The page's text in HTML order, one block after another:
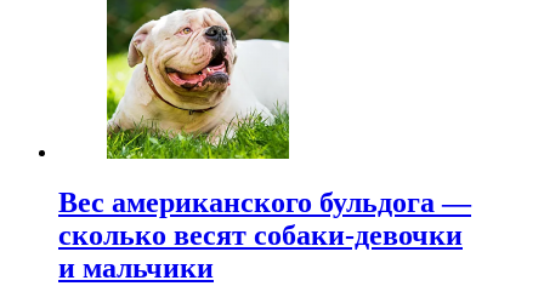
Вес американского бульдога —
сколько весят собаки-девочки
и мальчики